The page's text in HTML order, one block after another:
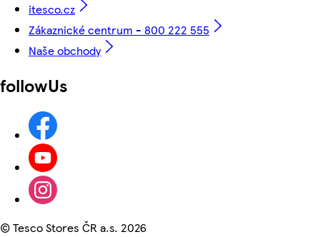
itesco.cz
Zákaznické centrum - 800 222 555
Naše obchody
followUs
©Tesco Stores ČR a.s. 2026